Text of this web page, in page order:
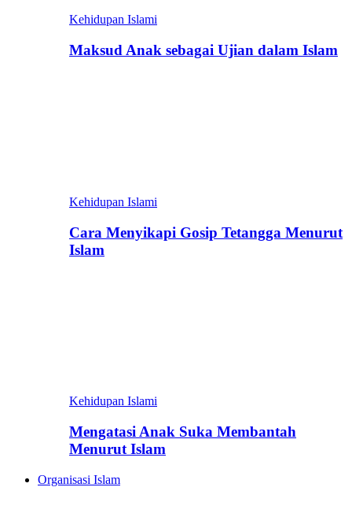
Kehidupan Islami
Maksud Anak sebagai Ujian dalam Islam
Kehidupan Islami
Cara Menyikapi Gosip Tetangga Menurut
Islam
Kehidupan Islami
Mengatasi Anak Suka Membantah
Menurut Islam
Organisasi Islam